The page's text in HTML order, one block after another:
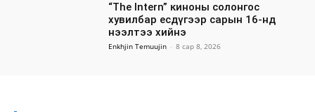
“The Intern” киноны солонгос
хувилбар есдүгээр сарын 16-нд
нээлтээ хийнэ
Enkhjin Temuujin - 8 сар 8, 2026